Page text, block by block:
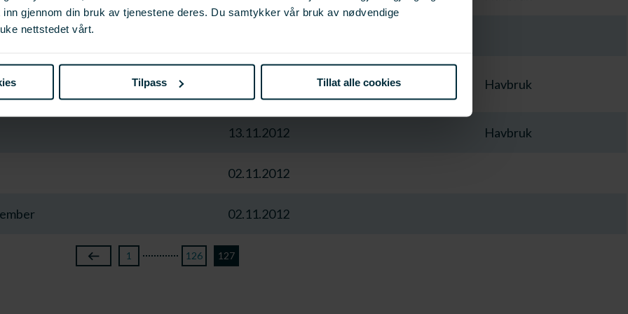
gjennom din bruk av tjenestene deres. Du samtykker vår bruk av nødvendige
nettstedet vårt.
Tilpass Tillat alle cookies
«Verdikjede Havbruk» 26-
Havbruk
13.11.2012 Havbruk
02.11.2012
02.11.2012
1 126 127